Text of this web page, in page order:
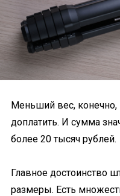
Меньший вес, конечно,
доплатить. И сумма
более 20 тысяч рублей.
Главное достоинство
размеры. Есть